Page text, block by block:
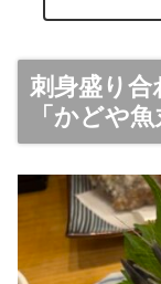
刺身盛り合
「かどや